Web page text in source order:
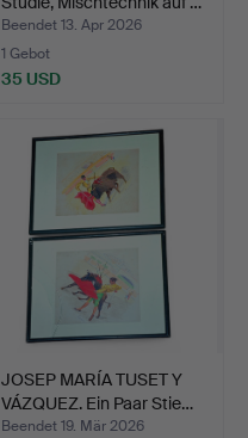
Beendet 13. Apr 2026
1 Gebot
35 USD
JOSEP MARÍA TUSET Y
VÁZQUEZ. Ein Paar Stie…
Beendet 19. Mär 2026